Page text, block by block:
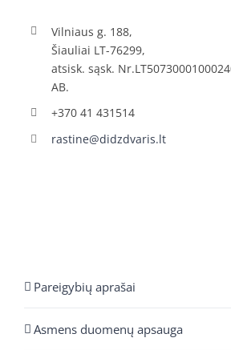
Vilniaus g. 188,
Šiauliai LT-76299,
atsisk. sąsk.
AB.
+370 41 431514
rastine@didzdvaris.lt
Pareigybių aprašai
Asmens duomenų apsauga